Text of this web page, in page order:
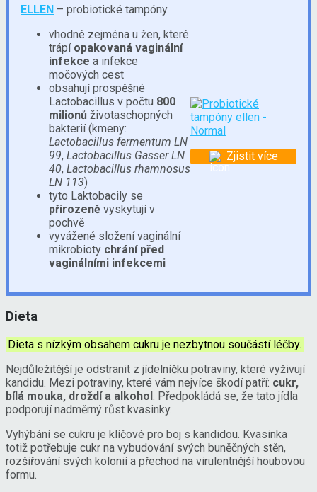
ELLEN – probiotické tampóny
vhodné zejména u žen, které
trápí opakovaná vaginální
infekce a infekce
močových cest
obsahují prospěšné
Lactobacillus v počtu 800
milionů životaschopných
bakterií (kmeny:
Lactobacillus fermentum LN
99, Lactobacillus Gasser LN
40, Lactobacillus rhamnosus
LN 113)
tyto Laktobacily se
přirozeně vyskytují v
pochvě
vyvážené složení vaginální
mikrobioty chrání před
vaginálními infekcemi
Zjistit více
Dieta
Dieta s nízkým obsahem cukru je nezbytnou součástí léčby.
Nejdůležitější je odstranit z jídelníčku potraviny, které vyživují
kandidu. Mezi potraviny, které vám nejvíce škodí patří: cukr,
bílá mouka, droždí a alkohol . Předpokládá se, že tato jídla
podporují nadměrný růst kvasinky.
Vyhýbání se cukru je klíčové pro boj s kandidou. Kvasinka
totiž potřebuje cukr na vybudování svých buněčných stěn,
rozšiřování svých kolonií a přechod na virulentnější houbovou
formu.